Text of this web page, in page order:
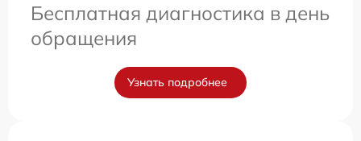
Бесплатная диагностика в день
обращения
Узнать подробнее